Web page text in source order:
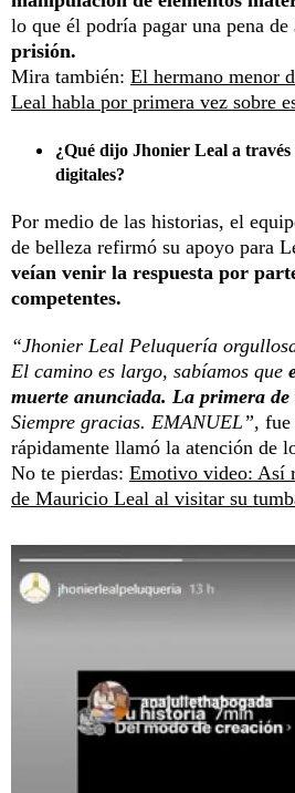
lo que él podría pagar una pena de
prisión.
Mira también: El hermano menor
Leal habla por primera vez sobre
¿Qué dijo Jhonier Leal a
digitales?
Por medio de las historias, el
de belleza refirmó su apoyo para
veían venir la respuesta por
competentes.
“Jhonier Leal Peluquería
El camino es largo, sabíamos que
muerte anunciada. La primera
Siempre gracias. EMANUEL”, fue
rápidamente llamó la atención de
No te pierdas: Emotivo video: Así
de Mauricio Leal al visitar su